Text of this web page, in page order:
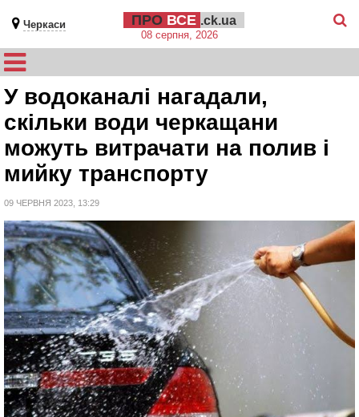
Черкаси ПРО ВСЕ .ck.ua
08 серпня, 2026
У водоканалі нагадали,
скільки води черкащани
можуть витрачати на полив і
мийку транспорту
09 ЧЕРВНЯ 2023, 13:29